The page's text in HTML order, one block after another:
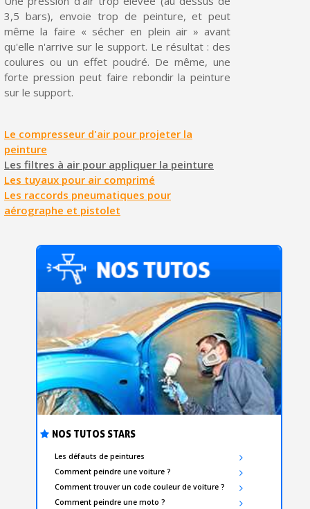
Partagez vos créations et obtenez des bons d'achat
Gagnez des points de fidélité à chaque commande
Livraison sous 24 h en France Métropolitaine
Retour produits sous 14 jours
10€ de bon d'achat pour chaque parrainage
Livraison sous 24 h en France Métropolitaine
Livraison offerte en France métropolitaine pour 250€ d'achats
Partagez vos créations et obtenez des bons d'achat
Gagnez des points de fidélité à chaque commande
Livraison sous 24 h en France Métropolitaine
Retour produits sous 14 jours
Réduction de 5€ sur la première commande
10€ de bon d'achat pour chaque parrainage
Inscription à la newsletter : 5€ de réduction
NOS TUTOS STARS
Les défauts de peintures
Comment peindre une voiture ?
Comment trouver un code couleur de voiture ?
Comment peindre une moto ?
3,5 bars), envoie trop de peinture, et peut
même la faire « sécher en plein air » avant
qu'elle n'arrive sur le support. Le résultat : des
coulures ou un effet poudré. De même, une
forte pression peut faire rebondir la peinture
sur le support.
Le compresseur d'air pour projeter la
peinture
Les filtres à air pour appliquer la peinture
Les tuyaux pour air comprimé
Les raccords pneumatiques pour
aérographe et pistolet